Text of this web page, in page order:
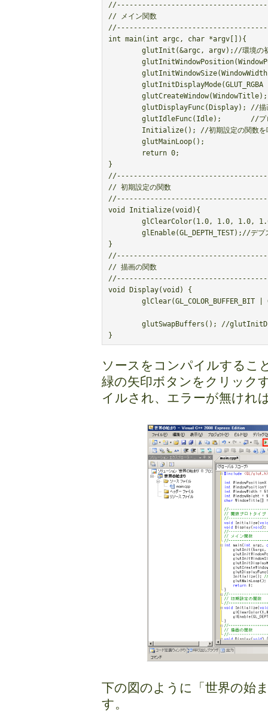
// メイン関数
int main(int argc, char *argv[]){
}
// 初期設定の関数
void Initialize(void){
}
// 描画の関数
void Display(void) {
ソースをコンパイルするこ
緑の矢印ボタンをクリック
イルされ、エラーが無けれ
下の図のように「世界の始
す。